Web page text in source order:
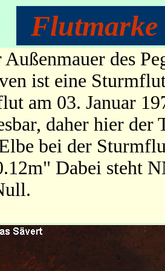
Flutmarke
des
ist eine
am 03. Januar
daher hier
bei der
Dabei steht